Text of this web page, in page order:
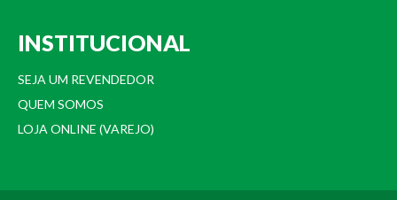
INSTITUCIONAL
SEJA UM REVENDEDOR
QUEM SOMOS
LOJA ONLINE (VAREJO)